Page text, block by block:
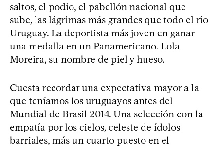
saltos, el podio, el pabellón nacional que
sube, las lágrimas más grandes que todo el río
Uruguay. La deportista más joven en ganar
una medalla en un Panamericano. Lola
Moreira, su nombre de piel y hueso.
Cuesta recordar una expectativa mayor a la
que teníamos los uruguayos antes del
Mundial de Brasil 2014. Una selección con la
empatía por los cielos, celeste de ídolos
barriales, más un cuarto puesto en el